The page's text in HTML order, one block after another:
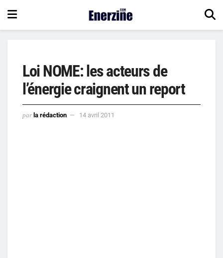
Loi NOME: les acteurs de
l’énergie craignent un report
par la rédaction 14 avril 2011